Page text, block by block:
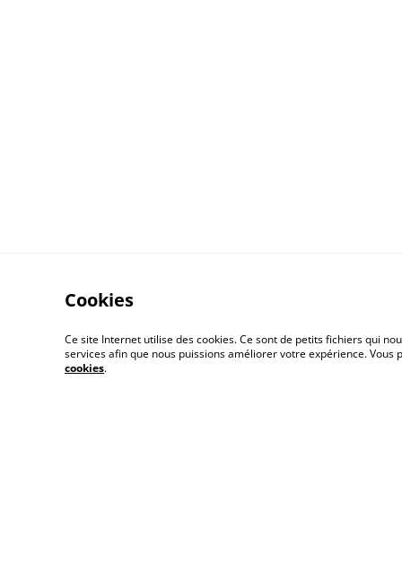
Cookies
Ce site Internet utilise des cookies. Ce sont de petits fichiers qui
services afin que nous puissions améliorer votre expérience.
cookies.